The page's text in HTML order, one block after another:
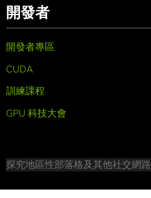
開發者
開發者專區
CUDA
訓練課程
GPU 科技大會
探究地區性部落格及其他社交網路